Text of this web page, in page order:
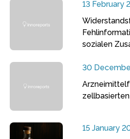
13 February
sozialen
30
15 January